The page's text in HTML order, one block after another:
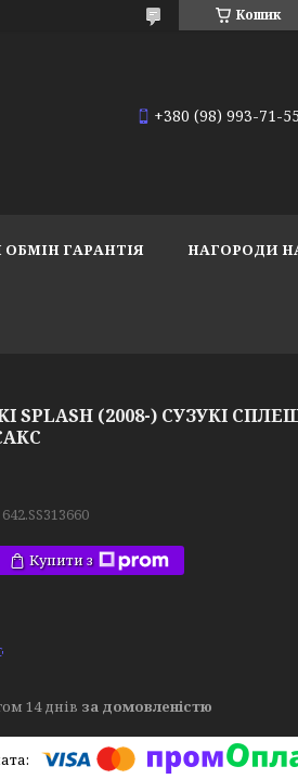
Кошик
+380 (98) 993-71-55
ГАРАНТІЯ НАГОРОДИ
SPLASH (2008-) СУЗУКІ
642.SS313660
Купити з
14 днів за домовленістю